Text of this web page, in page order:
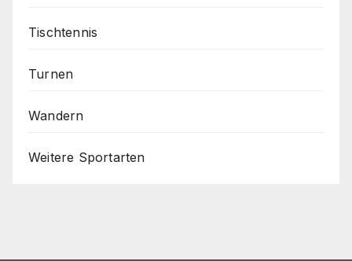
Tischtennis
Turnen
Wandern
Weitere Sportarten